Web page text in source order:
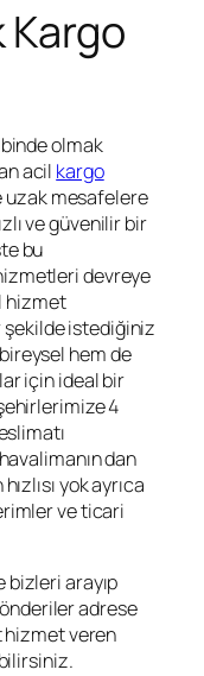
Kargo
olmak
acil kargo
uzak mesafelere
ve güvenilir bir
bu
devreye
hizmet
şekilde istediğiniz
hem de
için ideal bir
4
dan
yok ayrıca
ve ticari
arayıp
adrese
hizmet veren